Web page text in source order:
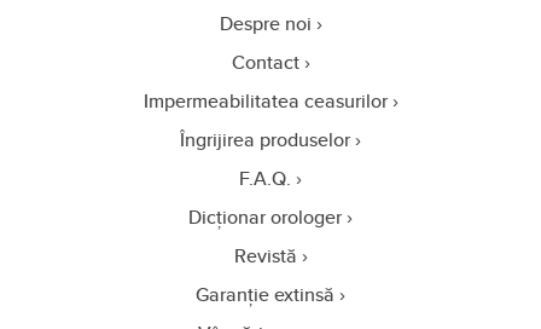
Despre noi
Contact
Impermeabilitatea ceasurilor
Îngrijirea produselor
F.A.Q.
Dicționar orologer
Revistă
Garanție extinsă